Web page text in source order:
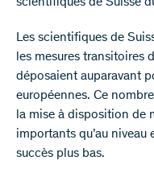
Les scientifiques de
les mesures transitoires
déposaient auparavant
européennes. Ce
la mise à disposition de
importants qu’au
succès plus bas.